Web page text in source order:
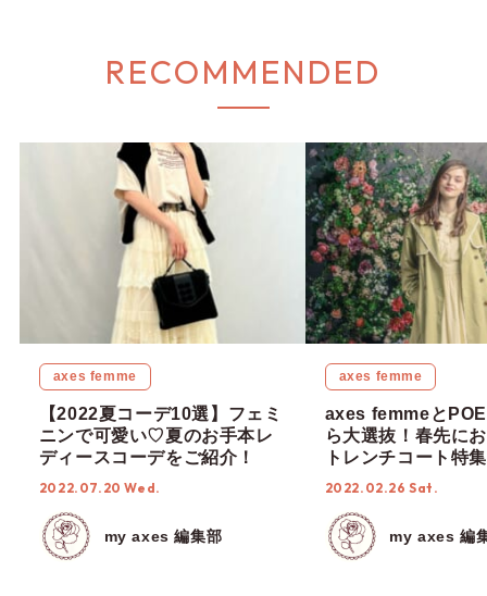
RECOMMENDED
axes femme
【2022夏コーデ10選】フェミ
ニンで可愛い♡夏のお手本レ
ディースコーデをご紹介！
2022.07.20 Wed.
my axes 編集部
axes femme
axes femmeと
ら大選抜！春先に
トレンチコート特
2022.02.26 Sat.
my axes 編